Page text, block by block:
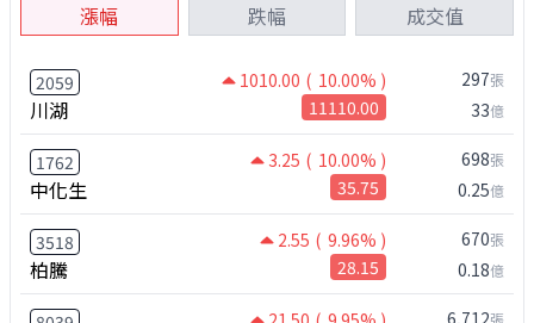
漲幅 跌幅 成交值
2059 1010.00 ( 10.00% )
川湖 11110.00
297張
33億
1762 3.25 ( 10.00% )
中化生 35.75
698張
0.25億
3518 2.55 ( 9.96% )
柏騰 28.15
670張
0.18億